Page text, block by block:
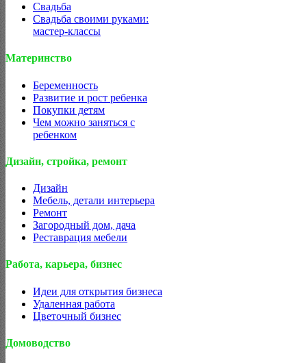
Свадьба
Свадьба своими руками:
мастер-классы
Материнство
Беременность
Развитие и рост ребенка
Покупки детям
Чем можно заняться с
ребенком
Дизайн, стройка, ремонт
Дизайн
Мебель, детали интерьера
Ремонт
Загородный дом, дача
Реставрация мебели
Работа, карьера, бизнес
Идеи для открытия бизнеса
Удаленная работа
Цветочный бизнес
Домоводство